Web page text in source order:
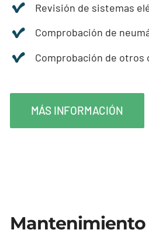
Revisión de sistemas
Comprobación de
Comprobación de
MÁS INFORMACIÓN